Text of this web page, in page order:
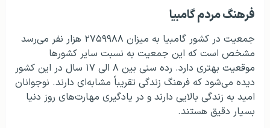
فرهنگ مردم گامبیا
جمعیت در کشور گامبیا به میزان ۲۷۵۹۹۸۸ هزار نفر می‌رسد
مشخص است که این جمعیت به نسبت سایر کشورها
موقعیت بهتری دارد. رده سنی بین ۸ الی ۱۷ سال در این کشور
دیده می‌شود که فرهنگ زندگی تقریباً مشابه‌ای دارند. نوجوانان
امید به زندگی بالایی دارند و در یادگیری مهارت‌های روز دنیا
بسیار دقیق هستند.